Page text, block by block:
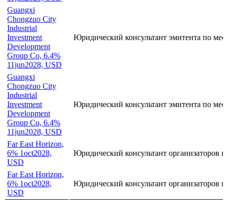
Chongzuo City
Construction
Investment, 6.5%
11jun2028, USD
Guangxi
Chongzuo City
Industrial
Investment
Development
Group Co, 6.4%
11jun2028, USD
Guangxi
Chongzuo City
Industrial
Investment
Development
Group Co, 6.4%
11jun2028, USD
Far East Horizon,
6% 1oct2028,
USD
Юридический консультант организаторов